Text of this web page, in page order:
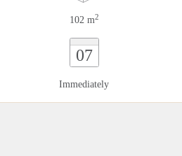
102 m2
07
Immediately